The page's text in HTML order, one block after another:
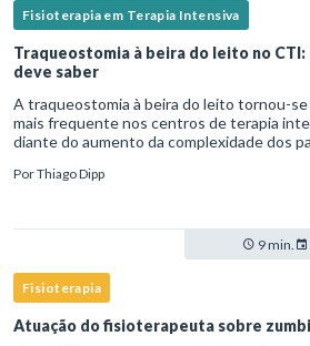
Fisioterapia em Terapia Intensiva
Traqueostomia à beira do leito no
deve saber
A traqueostomia à beira do leito tornou-se
mais frequente nos centros de terapia
diante do aumento da complexidade dos
PorThiago Dipp
9 min.
Fisioterapia
Atuação do fisioterapeuta sobre